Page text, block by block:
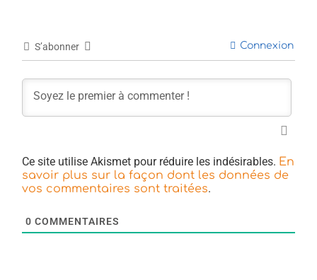
S’abonner Connexion
Ce site utilise Akismet pour réduire les indésirables. En
savoir plus sur la façon dont les données de
vos commentaires sont traitées.
0 COMMENTAIRES